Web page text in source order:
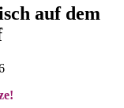
auf dem